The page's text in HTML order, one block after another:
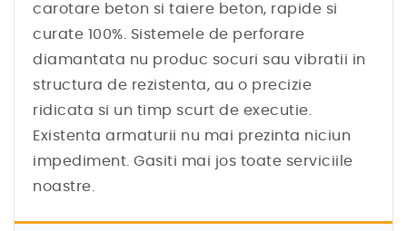
carotare beton si taiere beton, rapide si
curate 100%. Sistemele de perforare
diamantata nu produc socuri sau vibratii in
structura de rezistenta, au o precizie
ridicata si un timp scurt de executie.
Existenta armaturii nu mai prezinta niciun
impediment. Gasiti mai jos toate serviciile
noastre.